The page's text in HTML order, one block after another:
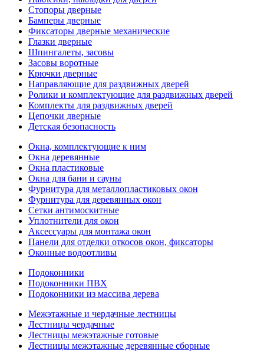
Стопоры дверные
Бамперы дверные
Фиксаторы дверные механические
Глазки дверные
Шпингалеты, засовы
Засовы воротные
Крючки дверные
Направляющие для раздвижных дверей
Ролики и комплектующие для раздвижных дверей
Комплекты для раздвижных дверей
Цепочки дверные
Детская безопасность
Окна, комплектующие к ним
Окна деревянные
Окна пластиковые
Окна для бани и сауны
Фурнитура для металлопластиковых окон
Фурнитура для деревянных окон
Сетки антимоскитные
Уплотнители для окон
Аксессуары для монтажа окон
Панели для отделки откосов окон, фиксаторы
Оконные водоотливы
Подоконники
Подоконники ПВХ
Подоконники из массива дерева
Межэтажные и чердачные лестницы
Лестницы чердачные
Лестницы межэтажные готовые
Лестницы межэтажные деревянные сборные